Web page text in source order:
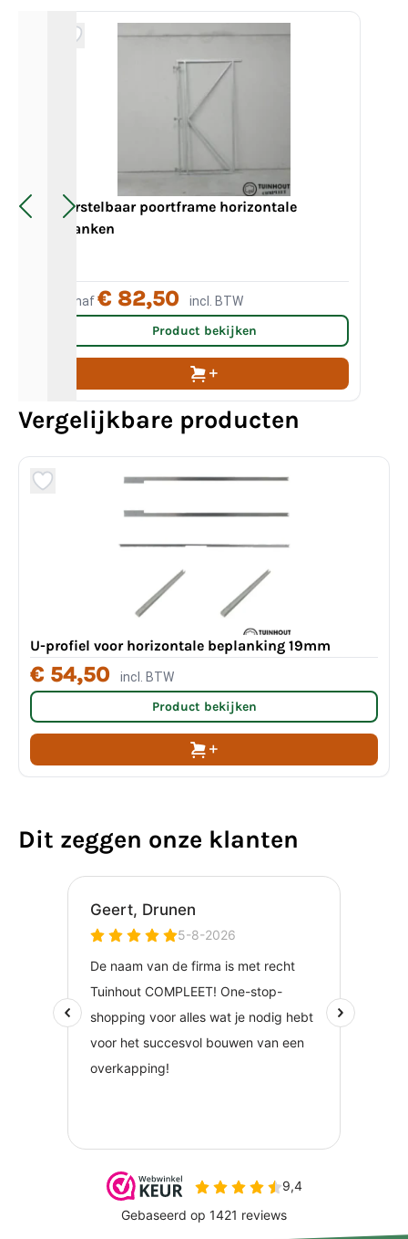
Verstelbaar poortframe horizontale
planken
Vanaf€ 82,50 incl. BTW
Product bekijken
Vergelijkbare producten
U-profiel voor horizontale beplanking 19mm
€ 54,50 incl. BTW
Product bekijken
Dit zeggen onze klanten